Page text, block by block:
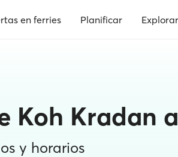
en ferries Planificar Explorar
Koh Kradan
y horarios